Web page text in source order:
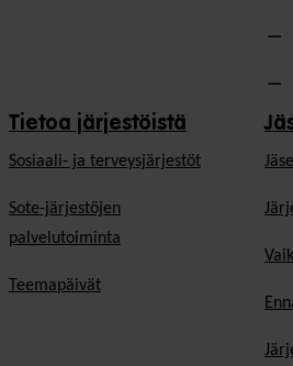
Tietoa järjestöistä
Sosiaali- ja terveysjärjestöt
Sote-järjestöjen
palvelutoiminta
Teemapäivät